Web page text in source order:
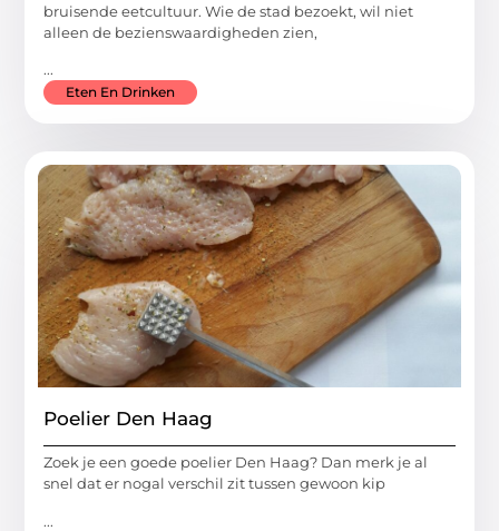
bruisende eetcultuur. Wie de stad bezoekt, wil niet
alleen de bezienswaardigheden zien,
...
Eten En Drinken
Poelier Den Haag
Zoek je een goede poelier Den Haag? Dan merk je al
snel dat er nogal verschil zit tussen gewoon kip
...